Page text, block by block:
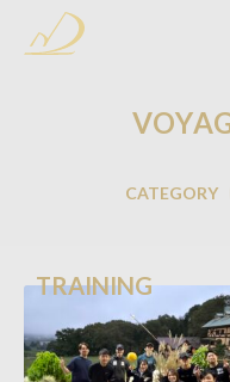
VOYA
CATEGORY
TRAINING